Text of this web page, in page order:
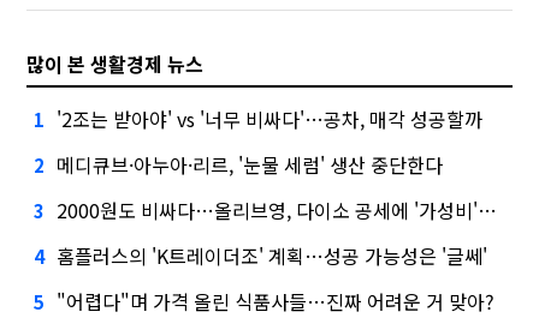
많이 본 생활경제 뉴스
1 '2조는 받아야' vs '너무 비싸다'…공차, 매각 성공할까
2 메디큐브·아누아·리르, '눈물 세럼' 생산 중단한다
3 2000원도 비싸다…올리브영, 다이소 공세에 '가성비'로 맞불
4 홈플러스의 'K트레이더조' 계획…성공 가능성은 '글쎄'
5 "어렵다"며 가격 올린 식품사들…진짜 어려운 거 맞아?